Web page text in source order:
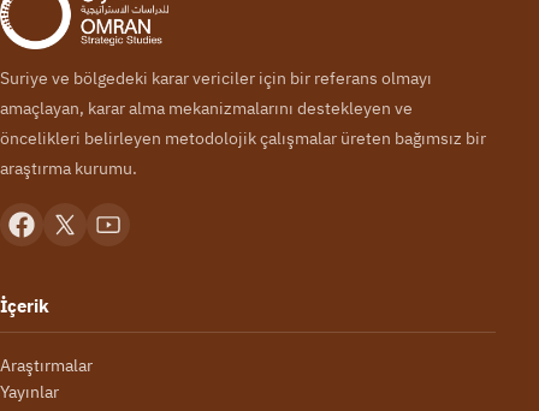
Suriye ve bölgedeki karar vericiler için bir referans olmayı
amaçlayan, karar alma mekanizmalarını destekleyen ve
öncelikleri belirleyen metodolojik çalışmalar üreten bağımsız bir
araştırma kurumu.
İçerik
Araştırmalar
Yayınlar